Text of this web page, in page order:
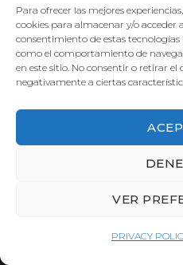
Para ofrecer las mejores
cookies para almacenar y/o acceder
consentimiento de estas
como el comportamiento de
en este sitio. No consentir o retirar
negativamente a ciertas
VER
PRIVACY